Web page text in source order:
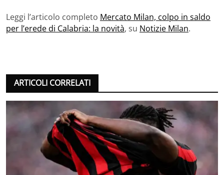
Leggi l’articolo completo Mercato Milan, colpo in saldo
per l’erede di Calabria: la novità, su Notizie Milan.
ARTICOLI CORRELATI